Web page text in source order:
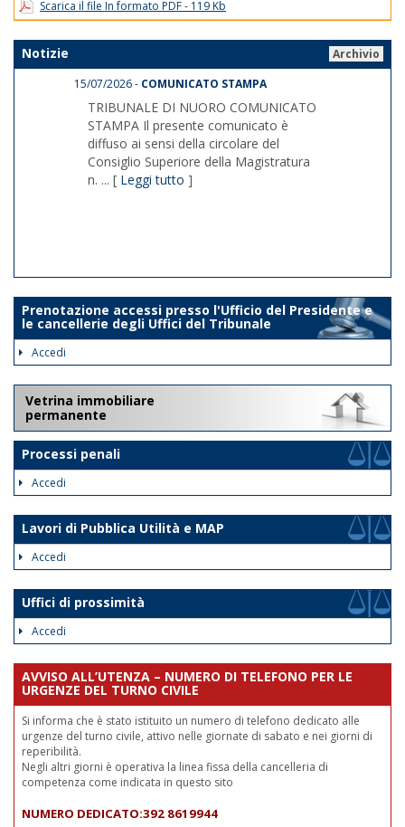
Scarica il file In formato PDF - 119 Kb
Notizie
Archivio
15/07/2026 - COMUNICATO STAMPA
TRIBUNALE DI NUORO COMUNICATO
STAMPA Il presente comunicato è
diffuso ai sensi della circolare del
Consiglio Superiore della Magistratura
n. ... [ Leggi tutto ]
1/1
Prenotazione accessi presso l'Ufficio del Presidente e
le cancellerie degli Uffici del Tribunale
Accedi
Vetrina immobiliare
permanente
Processi penali
Accedi
Lavori di Pubblica Utilità e MAP
Accedi
Uffici di prossimità
Accedi
AVVISO ALL’UTENZA – NUMERO DI TELEFONO PER LE
URGENZE DEL TURNO CIVILE
Si informa che è stato istituito un numero di telefono dedicato alle
urgenze del turno civile, attivo nelle giornate di sabato e nei giorni di
reperibilità.
Negli altri giorni è operativa la linea fissa della cancelleria di
competenza come indicata in questo sito
NUMERO DEDICATO:392 8619944